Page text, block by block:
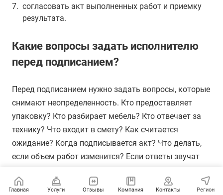
согласовать акт выполненных работ и приемку
результата.
Какие вопросы задать исполнителю
перед подписанием?
Перед подписанием нужно задать вопросы, которые
снимают неопределенность. Кто предоставляет
упаковку? Кто разбирает мебель? Кто отвечает за
технику? Что входит в смету? Как считается
ожидание? Когда подписывается акт? Что делать,
если объем работ изменится? Если ответы звучат
документ или приложение.
Главная Услуги Отзывы Компания Контакты Регион